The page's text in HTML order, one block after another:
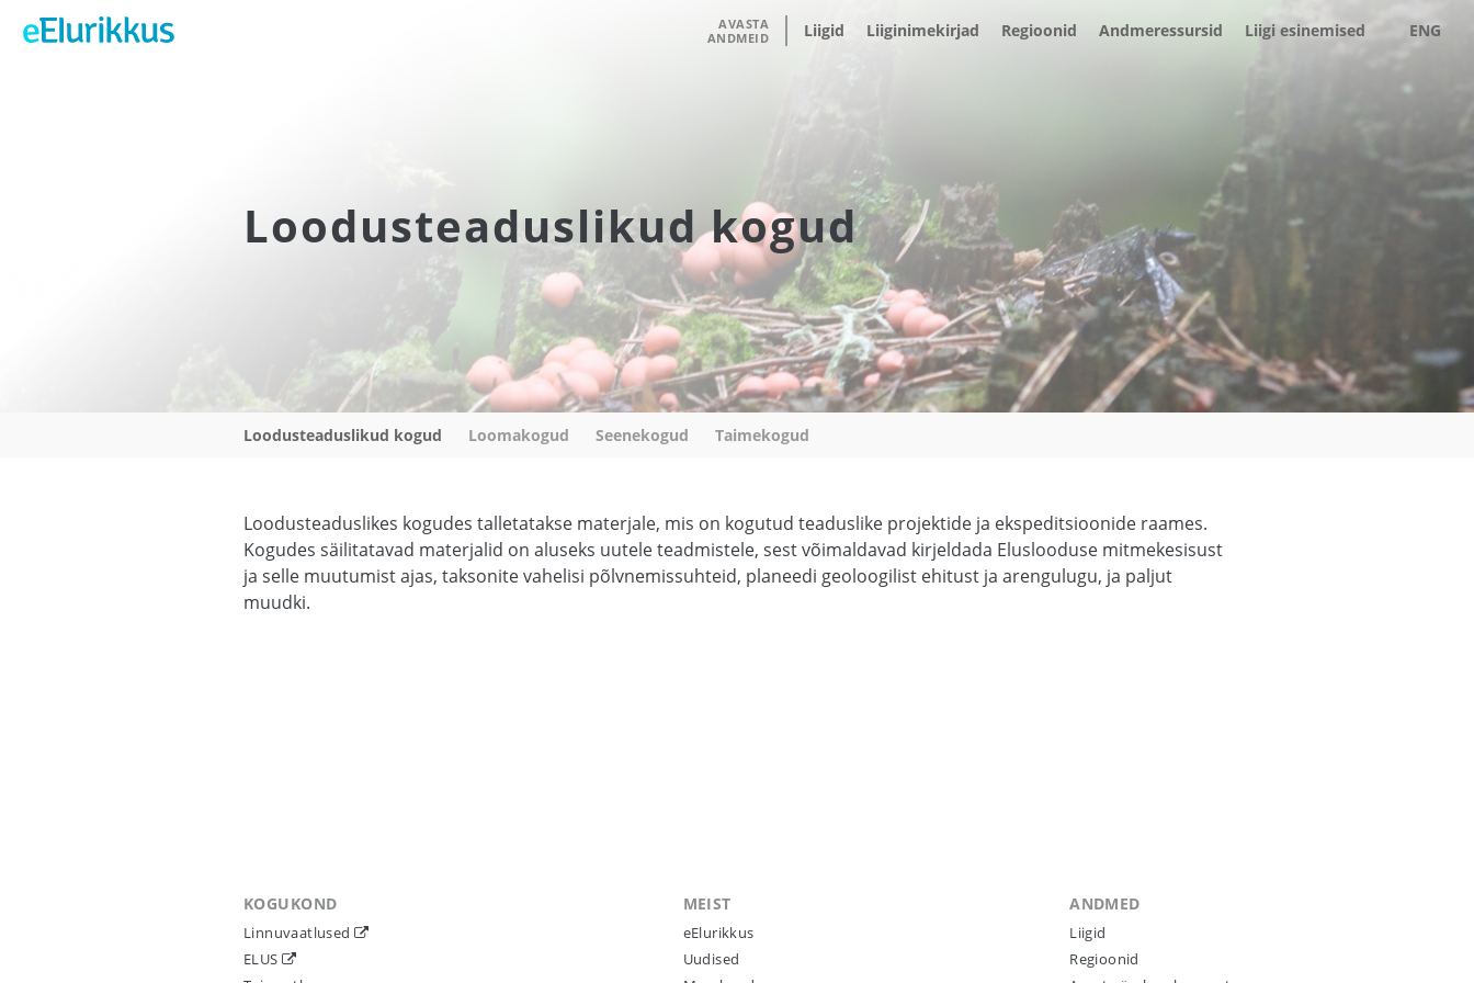
AVASTA
ANDMEID
Liigid Liiginimekirjad Regioonid Andmeressursid Liigi esinemised ENG
Loodusteaduslikud kogud
Loodusteaduslikud kogud Loomakogud Seenekogud Taimekogud
Loodusteaduslikes kogudes talletatakse materjale, mis on kogutud teaduslike projektide ja ekspeditsioonide raames.
Kogudes säilitatavad materjalid on aluseks uutele teadmistele, sest võimaldavad kirjeldada Eluslooduse mitmekesisust
ja selle muutumist ajas, taksonite vahelisi põlvnemissuhteid, planeedi geoloogilist ehitust ja arengulugu, ja paljut
muudki.
KOGUKOND
Linnuvaatlused
ELUS
MEIST
eElurikkus
Uudised
ANDMED
Liigid
Regioonid